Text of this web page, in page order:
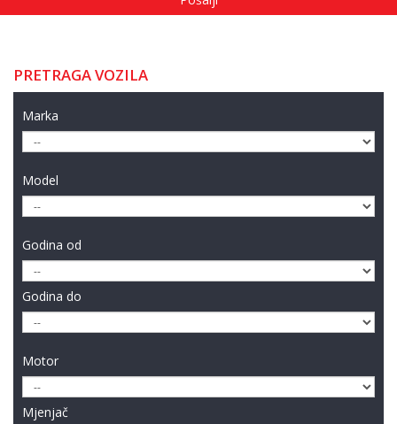
PRETRAGA VOZILA
Marka
Model
Godina od
Godina do
Motor
Mjenjač